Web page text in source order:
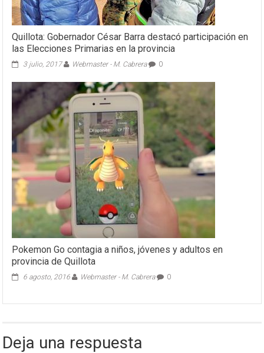
Quillota: Gobernador César Barra destacó participación en
las Elecciones Primarias en la provincia
3 julio, 2017 Webmaster - M. Cabrera 0
Pokemon Go contagia a niños, jóvenes y adultos en
provincia de Quillota
6 agosto, 2016 Webmaster - M. Cabrera 0
Deja una respuesta